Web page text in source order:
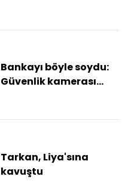
Bankayı böyle soydu:
Güvenlik kamerası
Tarkan, Liya'sına
kavuştu